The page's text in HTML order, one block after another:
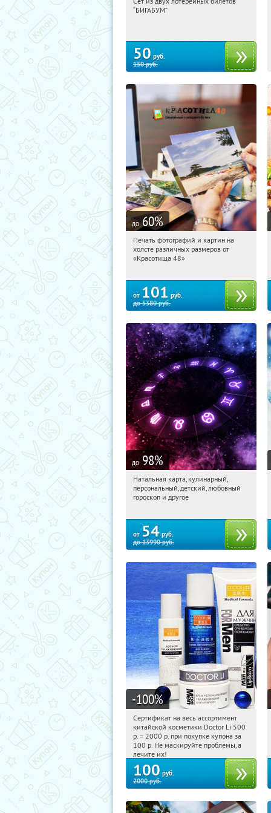
06:27:56 Купили:10116
“БИГАБУМ”
50 руб.
150руб.
до 60%
06:27:56 Купили:
Россия
Печать фотографий и картин на
холсте различных размеров от
«Красотища 48»
от 101 руб.
до5380руб.
до 98%
06:27:56 Купили:
Россия
Натальная карта, кулинарный,
персональный, детский, любовный
гороскоп и другое
от 54 руб.
до13990руб.
-100%
06:27:56 Купили:5010
Сертификат на весь ассортимент
китайской косметики Doctor Li 500
р. = 2000 р. при покупке купона за
100 р. Не маскируйте проблемы, а
лечите их!
100 руб.
2000руб.